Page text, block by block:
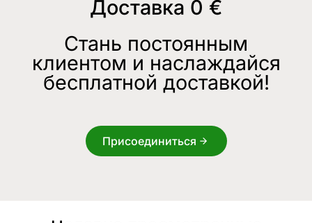
Доставка 0 €
Стань постоянным
клиентом и наслаждайся
бесплатной доставкой!
Присоединиться